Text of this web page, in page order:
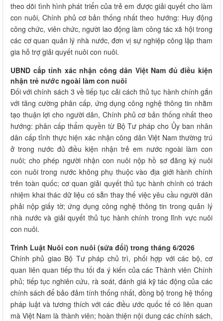
theo dõi tình hình phát triển của trẻ em được giải quyết cho làm
con nuôi, Chính phủ cơ bản thống nhất theo hướng: Huy động
công chức, viên chức, người lao động làm công tác xã hội trong
các cơ quan quản lý nhà nước, đơn vị sự nghiệp công lập tham
gia hỗ trợ giải quyết nuôi con nuôi.
UBND cấp tỉnh xác nhận công dân Việt Nam đủ điều kiện
nhận trẻ nước ngoài làm con nuôi
Đối với chính sách 3 về tiếp tục cải cách thủ tục hành chính gắn
với tăng cường phân cấp, ứng dụng công nghệ thông tin nhằm
tạo thuận lợi cho người dân, Chính phủ cơ bản thống nhất theo
hướng: phân cấp thẩm quyền từ Bộ Tư pháp cho Ủy ban nhân
dân cấp tỉnh thực hiện xác nhận công dân Việt Nam thường trú
ở trong nước đủ điều kiện nhận trẻ em nước ngoài làm con
nuôi; cho phép người nhận con nuôi nộp hồ sơ đăng ký nuôi
con nuôi trong nước không phụ thuộc vào địa giới hành chính
trên toàn quốc; cơ quan giải quyết thủ tục hành chính có trách
nhiệm khai thác dữ liệu có sẵn thay thế việc yêu cầu người dân
phải nộp giấy tờ; ứng dụng công nghệ thông tin trong quản lý
nhà nước và giải quyết thủ tục hành chính trong lĩnh vực nuôi
con nuôi.
Trình Luật Nuôi con nuôi (sửa đổi) trong tháng 6/2026
Chính phủ giao Bộ Tư pháp chủ trì, phối hợp với các bộ, cơ
quan liên quan tiếp thu tối đa ý kiến của các Thành viên Chính
phủ; tiếp tục nghiên cứu, rà soát, đánh giá kỹ tác động của các
chính sách để bảo đảm tính thống nhất, đồng bộ trong hệ thống
pháp luật và tương thích với các điều ước quốc tế có liên quan
mà Việt Nam là thành viên; hoàn thiện nội dung các chính sách,